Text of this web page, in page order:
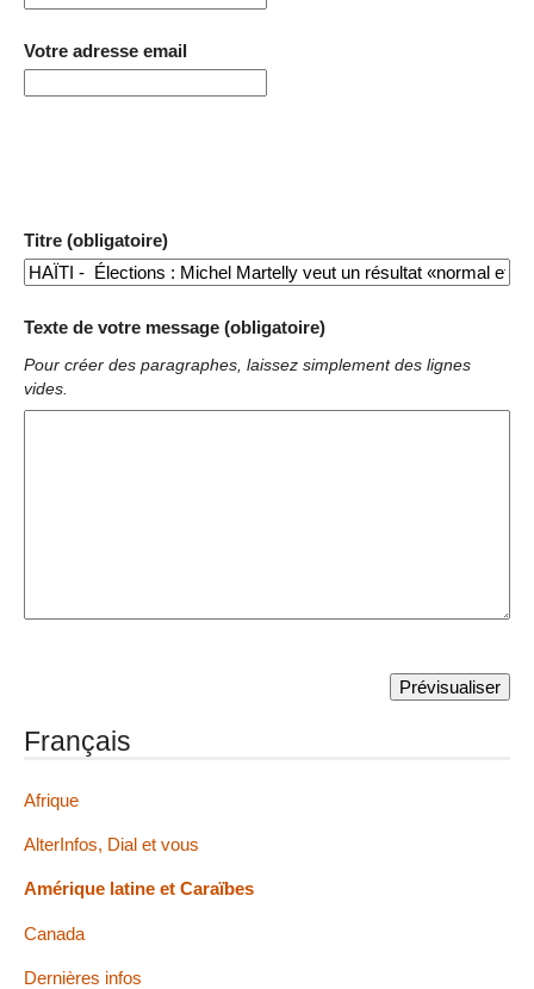
Votre adresse email
Titre (obligatoire)
Texte de votre message (obligatoire)
Pour créer des paragraphes, laissez simplement des lignes
vides.
Français
Afrique
AlterInfos, Dial et vous
Amérique latine et Caraïbes
Canada
Dernières infos